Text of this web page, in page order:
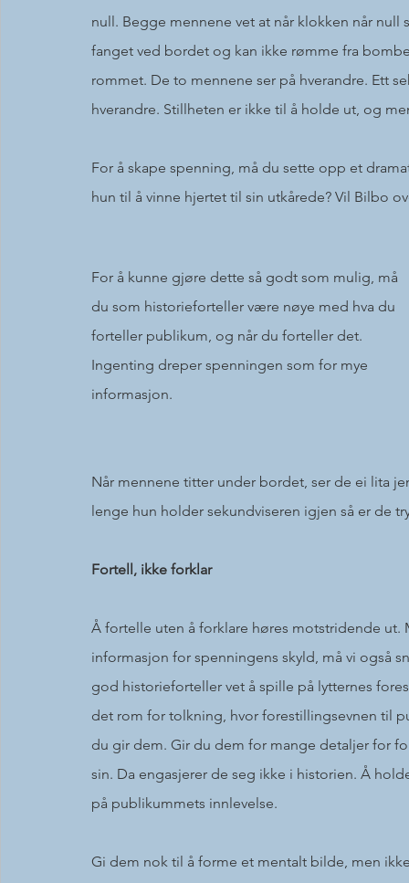
null. Begge mennene vet at når klokken når
fanget ved bordet og kan ikke rømme fra
rommet. De to mennene ser på hverandre. Ett
hverandre. Stillheten er ikke til å holde ut, og
For å skape spenning, må du sette opp et
hun til å vinne hjertet til sin utkårede? Vil Bilbo
For å kunne gjøre dette så godt som mulig, må
du som historieforteller være nøye med hva du
forteller publikum, og når du forteller det.
Ingenting dreper spenningen som for mye
informasjon.
Når mennene titter under bordet, ser de ei lita
lenge hun holder sekundviseren igjen så er de
Fortell, ikke forklar
Å fortelle uten å forklare høres motstridende
informasjon for spenningens skyld, må vi også
god historieforteller vet å spille på lytternes
det rom for tolkning, hvor forestillingsevnen til
du gir dem. Gir du dem for mange detaljer for
sin. Da engasjerer de seg ikke i historien. Å
på publikummets innlevelse.
Gi dem nok til å forme et mentalt bilde, men